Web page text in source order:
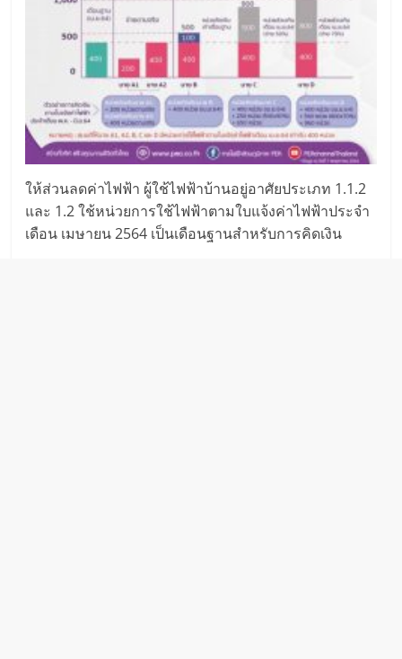
ให้ส่วนลดค่าไฟฟ้า ผู้ใช้ไฟฟ้าบ้านอยู่อาศัยประเภท 1.1.2
และ 1.2 ใช้หน่วยการใช้ไฟฟ้าตามใบแจ้งค่าไฟฟ้าประจำ
เดือน เมษายน 2564 เป็นเดือนฐานสำหรับการคิดเงิน